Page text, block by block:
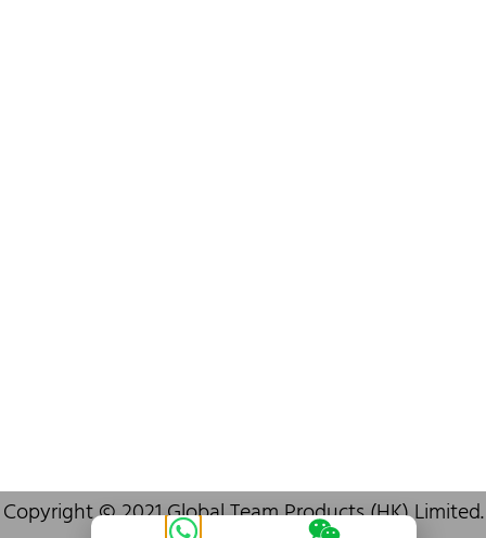
Copyright © 2021 Global Team Products (HK) Limited.